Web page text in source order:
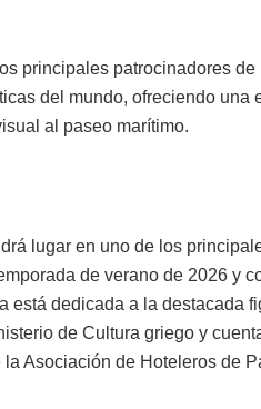
principales patrocinadores
del mundo, ofreciendo
al paseo marítimo.
lugar en uno de los
de verano de 2026 y
está dedicada a la destacada
de Cultura griego y
la Asociación de Hoteleros de